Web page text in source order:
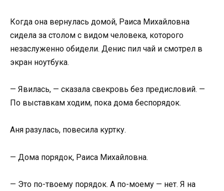
Когда она вернулась домой, Раиса Михайловна
сидела за столом с видом человека, которого
незаслуженно обидели. Денис пил чай и смотрел в
экран ноутбука.
— Явилась, — сказала свекровь без предисловий. —
По выставкам ходим, пока дома беспорядок.
Аня разулась, повесила куртку.
— Дома порядок, Раиса Михайловна.
— Это по-твоему порядок. А по-моему — нет. Я на